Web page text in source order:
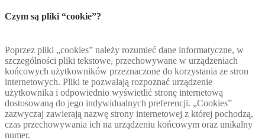
Czym są pliki “cookie”?
Poprzez pliki „cookies” należy rozumieć dane informatyczne, w
szczególności pliki tekstowe, przechowywane w urządzeniach
końcowych użytkowników przeznaczone do korzystania ze stron
internetowych. Pliki te pozwalają rozpoznać urządzenie
użytkownika i odpowiednio wyświetlić stronę internetową
dostosowaną do jego indywidualnych preferencji. „Cookies”
zazwyczaj zawierają nazwę strony internetowej z której pochodzą,
czas przechowywania ich na urządzeniu końcowym oraz unikalny
numer.